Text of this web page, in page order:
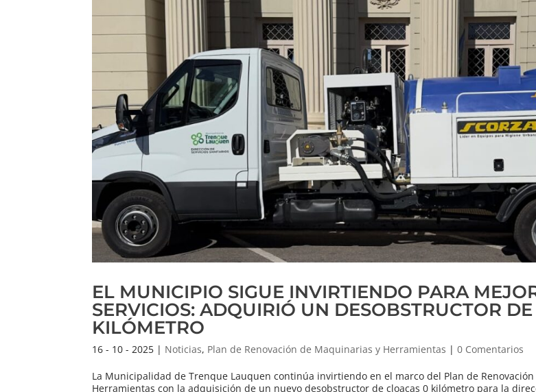
EL MUNICIPIO SIGUE INVIRTIENDO PARA
SERVICIOS: ADQUIRIÓ UN DESOBSTRUCTOR
KILÓMETRO
16 - 10 - 2025 | Noticias, Plan de Renovación de Maquinarias y Herramientas |0 Comentarios
La Municipalidad de Trenque Lauquen continúa invirtiendo en el marco del Plan de
Herramientas con la adquisición de un nuevo desobstructor de cloacas 0 kilómetro para la